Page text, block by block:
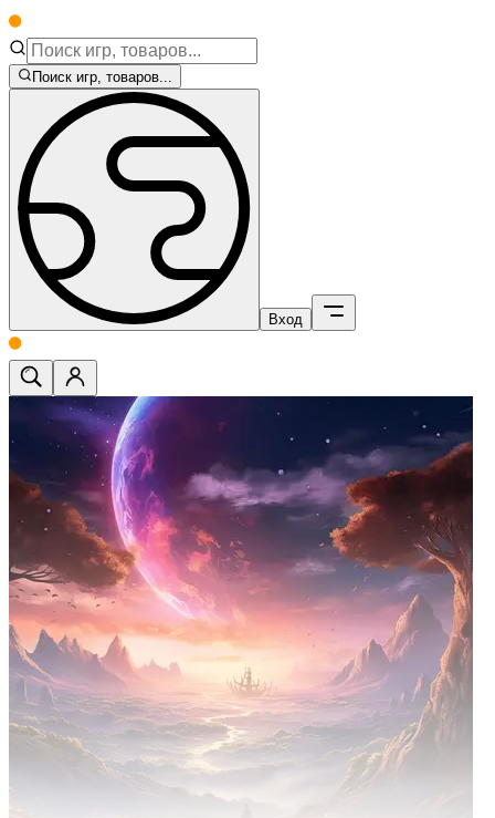
Поиск игр, товаров...
Вход